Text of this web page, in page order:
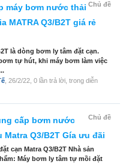
Chủ đề
máy bơm nước thải
MATRA Q3/B2T giá rẻ
là dòng bơm ly tâm đặt cạn.
tự hút, khi máy bơm làm việc
26/2/22 , 0 lần trả lời, trong diễn
Chủ đề
cấp bơm nước
Q3/B2T Gía ưu đãi
cạn Matra Q3/B2T Nhà sản
Máy bơm ly tâm tự mồi đặt